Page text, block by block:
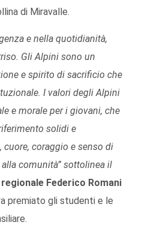
di Miravalle.
e nella quotidianità,
Gli Alpini sono un
e spirito di sacrificio che
I valori degli Alpini
e morale per i giovani, che
solidi e
cuore, coraggio e senso di
comunità” sottolinea il
Federico Romani
premiato gli studenti e le